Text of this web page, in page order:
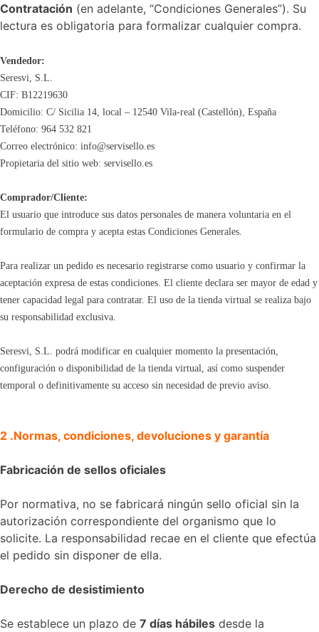
Contratación (en adelante, “Condiciones Generales”). Su
lectura es obligatoria para formalizar cualquier compra.
Vendedor:
Seresvi, S.L.
CIF: B12219630
Domicilio: C/ Sicilia 14, local – 12540 Vila-real (Castellón), España
Teléfono: 964 532 821
Correo electrónico: info@servisello.es
Propietaria del sitio web: servisello.es
Comprador/Cliente:
El usuario que introduce sus datos personales de manera voluntaria en el
formulario de compra y acepta estas Condiciones Generales.
Para realizar un pedido es necesario registrarse como usuario y confirmar la
aceptación expresa de estas condiciones. El cliente declara ser mayor de edad y
tener capacidad legal para contratar. El uso de la tienda virtual se realiza bajo
su responsabilidad exclusiva.
Seresvi, S.L. podrá modificar en cualquier momento la presentación,
configuración o disponibilidad de la tienda virtual, así como suspender
temporal o definitivamente su acceso sin necesidad de previo aviso.
2 .Normas, condiciones, devoluciones y garantía
Fabricación de sellos oficiales
Por normativa, no se fabricará ningún sello oficial sin la
autorización correspondiente del organismo que lo
solicite. La responsabilidad recae en el cliente que efectúa
el pedido sin disponer de ella.
Derecho de desistimiento
Se establece un plazo de 7 días hábiles desde la